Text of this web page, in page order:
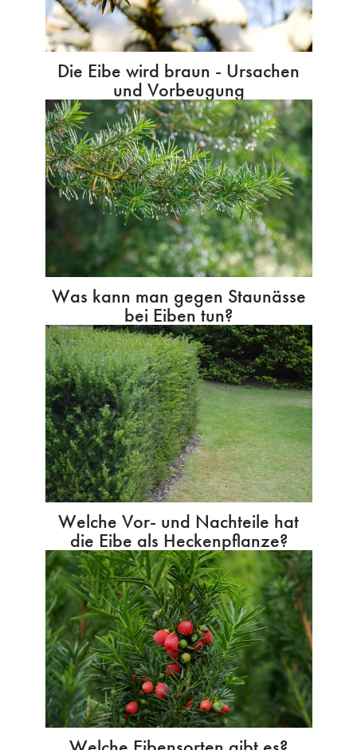
Die Eibe wird braun - Ursachen
und Vorbeugung
Was kann man gegen Staunässe
bei Eiben tun?
Welche Vor- und Nachteile hat
die Eibe als Heckenpflanze?